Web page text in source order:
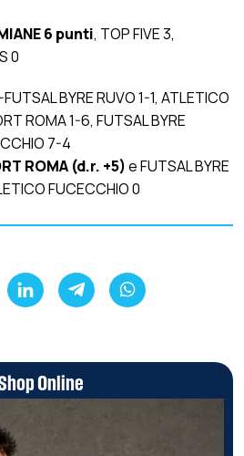
6 punti, TOP FIVE 3,
0
BYRE RUVO 1-1, ATLETICO
ROMA 1-6, FUTSAL BYRE
7-4
ROMA (d.r. +5)e FUTSAL BYRE
FUCECCHIO 0
Online